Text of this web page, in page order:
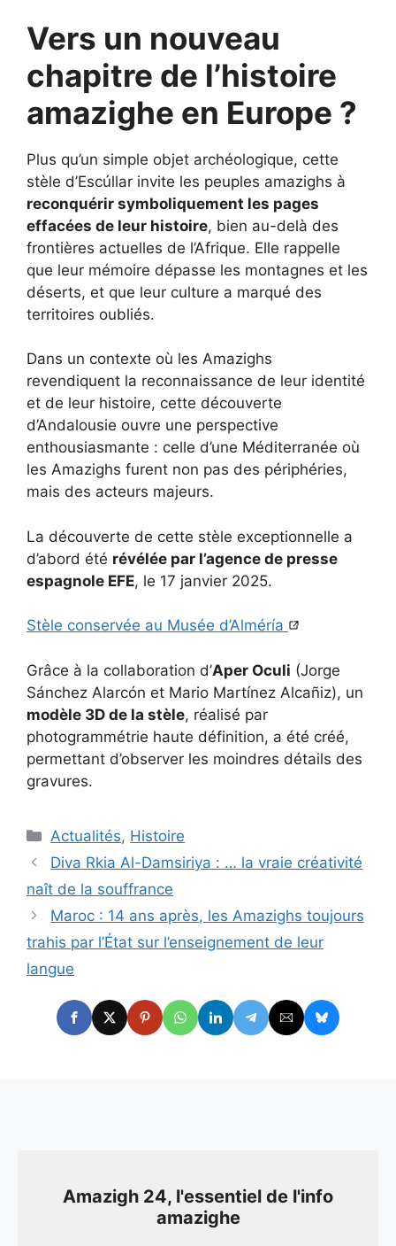
Vers un nouveau
chapitre de l’histoire
amazighe en Europe ?
Plus qu’un simple objet archéologique, cette
stèle d’Escúllar invite les peuples amazighs à
reconquérir symboliquement les pages
effacées de leur histoire, bien au-delà des
frontières actuelles de l’Afrique. Elle rappelle
que leur mémoire dépasse les montagnes et les
déserts, et que leur culture a marqué des
territoires oubliés.
Dans un contexte où les Amazighs
revendiquent la reconnaissance de leur identité
et de leur histoire, cette découverte
d’Andalousie ouvre une perspective
enthousiasmante : celle d’une Méditerranée où
les Amazighs furent non pas des périphéries,
mais des acteurs majeurs.
La découverte de cette stèle exceptionnelle a
d’abord été révélée par l’agence de presse
espagnole EFE, le 17 janvier 2025.
Stèle conservée au Musée d’Alméría
Grâce à la collaboration d’Aper Oculi (Jorge
Sánchez Alarcón et Mario Martínez Alcañiz), un
modèle 3D de la stèle, réalisé par
photogrammétrie haute définition, a été créé,
permettant d’observer les moindres détails des
gravures.
Catégories
Actualités, Histoire
Diva Rkia Al-Damsiriya : … la vraie créativité
naît de la souffrance
Maroc : 14 ans après, les Amazighs toujours
trahis par l’État sur l’enseignement de leur
langue
Amazigh 24, l'essentiel de l'info
amazighe